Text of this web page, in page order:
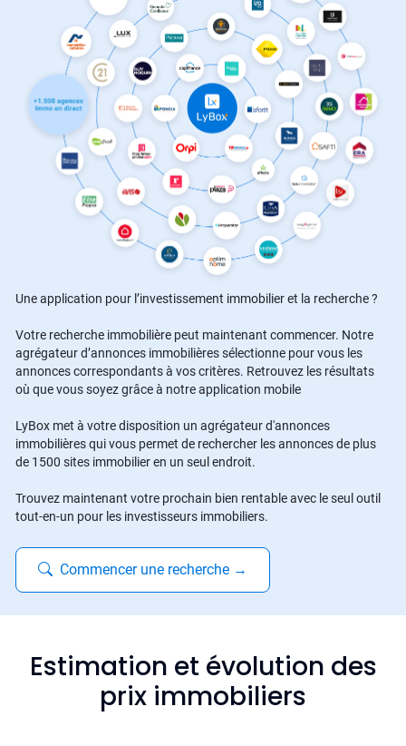
Une application pour l’investissement immobilier et la recherche ?
Votre recherche immobilière peut maintenant commencer. Notre
agrégateur d’annonces immobilières sélectionne pour vous les
annonces correspondants à vos critères. Retrouvez les résultats
où que vous soyez grâce à notre application mobile
LyBox met à votre disposition un agrégateur d'annonces
immobilières qui vous permet de rechercher les annonces de plus
de 1500 sites immobilier en un seul endroit.
Trouvez maintenant votre prochain bien rentable avec le seul outil
tout-en-un pour les investisseurs immobiliers.
Commencer une recherche →
Estimation et évolution des
prix immobiliers